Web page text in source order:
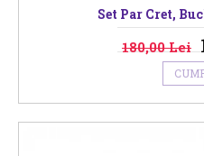
Set Par Cret,
180,00 Lei